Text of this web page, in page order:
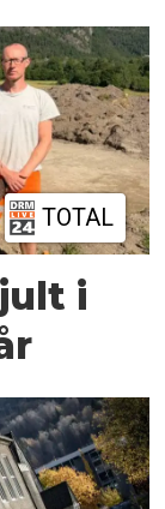
TOTAL
i